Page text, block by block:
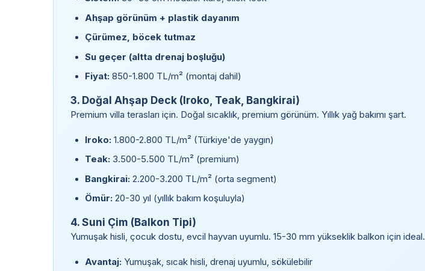
Ahşap görünüm + plastik dayanım
Çürümez, böcek tutmaz
Su geçer (altta drenaj boşluğu)
Fiyat: 850-1.800 TL/m² (montaj dahil)
3. Doğal Ahşap Deck (Iroko, Teak, Bangkirai)
Premium villa terasları için. Doğal sıcaklık, premium görünüm. Yıllık yağ bakımı şart.
Iroko: 1.800-2.800 TL/m² (Türkiye'de yaygın)
Teak: 3.500-5.500 TL/m² (premium)
Bangkirai: 2.200-3.200 TL/m² (orta segment)
Ömür: 20-30 yıl (yıllık bakım koşuluyla)
4. Suni Çim (Balkon Tipi)
Yumuşak hisli, çocuk dostu, evcil hayvan uyumlu. 15-30 mm yükseklik balkon için ideal.
Avantaj: Yumuşak, sıcak hisli, drenaj uyumlu, sökülebilir